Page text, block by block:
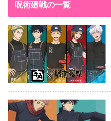
呪術廻戦の一覧